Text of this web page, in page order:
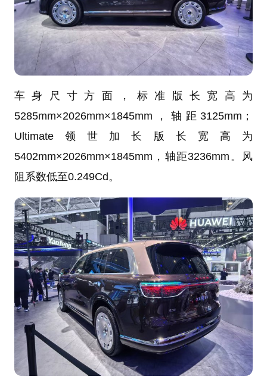
车身尺寸方面，标准版长宽高为
5285mm×2026mm×1845mm，轴距3125mm；
Ultimate领世加长版长宽高为
5402mm×2026mm×1845mm，轴距3236mm。风
阻系数低至0.249Cd。